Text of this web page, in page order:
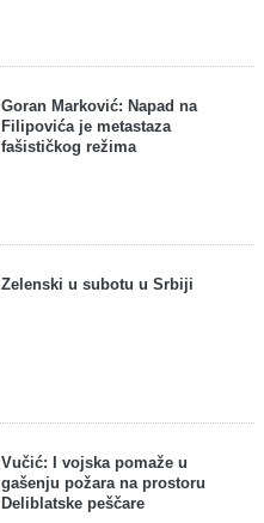
Goran Marković: Napad na
Filipovića je metastaza
fašističkog režima
Zelenski u subotu u Srbiji
Vučić: I vojska pomaže u
gašenju požara na prostoru
Deliblatske peščare